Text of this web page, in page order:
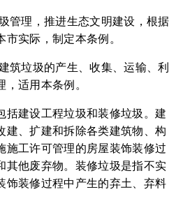
管理，推进生态文明建设，根据
实际，制定本条例。
筑垃圾的产生、收集、运输、利
适用本条例。
括建设工程垃圾和装修垃圾。建
建、扩建和拆除各类建筑物、构
施工许可管理的房屋装饰装修过
其他废弃物。装修垃圾是指不实
饰装修过程中产生的弃土、弃料